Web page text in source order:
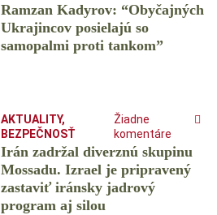
Ramzan Kadyrov: “Obyčajných
Ukrajincov posielajú so
samopalmi proti tankom”
AKTUALITY,
BEZPEČNOSŤ
Žiadne
komentáre
Irán zadržal diverznú skupinu
Mossadu. Izrael je pripravený
zastaviť iránsky jadrový
program aj silou